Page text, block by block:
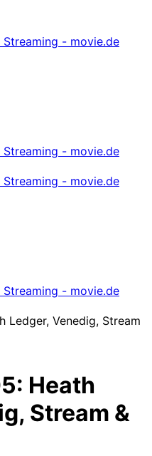
Ledger, Venedig, Stream
Heath
Stream &